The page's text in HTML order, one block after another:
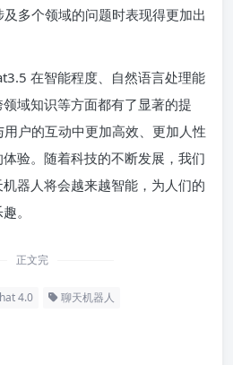
多个领域的问题时表现得更加出
在智能程度、自然语言处理能
域知识等方面都有了显著的提
用户的互动中更加高效、更加人性
验。随着科技的不断发展，我们
器人将会越来越智能，为人们的
。
正文完
4.0 聊天机器人